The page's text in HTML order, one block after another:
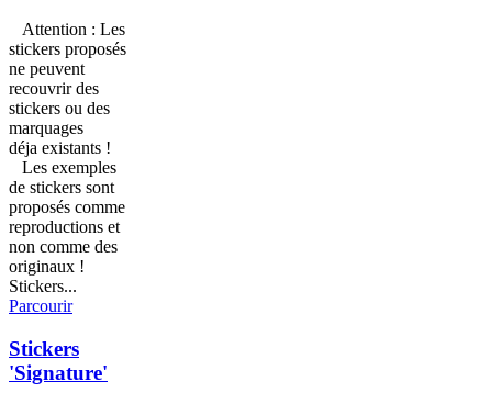
Attention : Les
stickers proposés
ne peuvent
recouvrir des
stickers ou des
marquages
déja existants !
Les exemples
de stickers sont
proposés comme
reproductions et
non comme des
originaux !
Stickers...
Parcourir
Stickers
'Signature'